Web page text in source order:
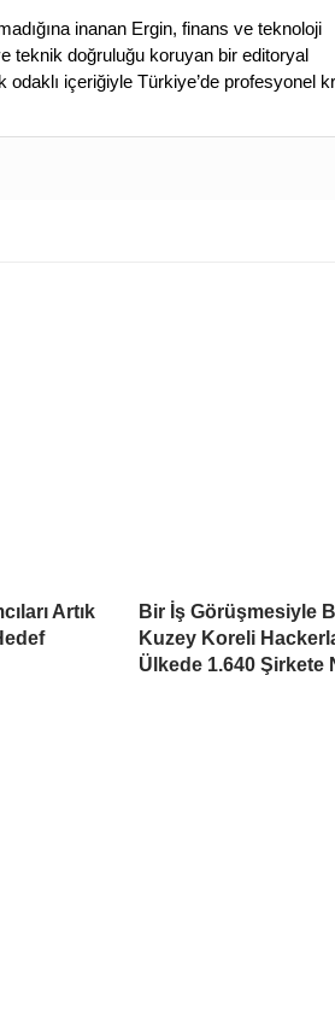
inanan Ergin, finans ve teknoloji
teknik doğruluğu koruyan bir editoryal
odaklı içeriğiyle Türkiye’de profesyonel
Artık
Bir İş Görüşmesiyle
Kuzey Koreli
Ülkede 1.640 Şirkete